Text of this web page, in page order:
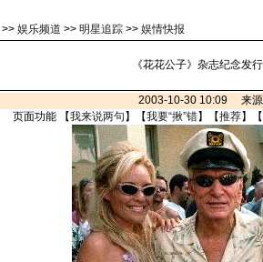
>> 娱乐频道 >> 明星追踪 >> 娱情快报
《花花公子》杂志纪念发
2003-10-30 10:09 来源
页面功能 【我来说两句 】【我要“揪”错】【推荐】